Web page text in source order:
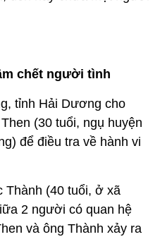
chết người tình
tỉnh Hải Dương cho
(30 tuổi, ngụ huyện
để điều tra về hành vi
Thành (40 tuổi, ở xã
2 người có quan hệ
và ông Thành xảy ra